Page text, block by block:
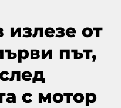
от
път,
с мотор